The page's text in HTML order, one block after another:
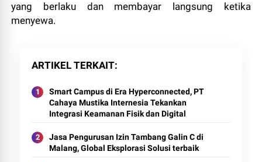
yang berlaku dan membayar langsung ketika
menyewa.
ARTIKEL TERKAIT
Smart Campus di Era Hyperconnected, PT
Cahaya Mustika Internesia Tekankan
Integrasi Keamanan Fisik dan Digital
Jasa Pengurusan Izin Tambang Galin C di
Malang, Global Eksplorasi Solusi terbaik